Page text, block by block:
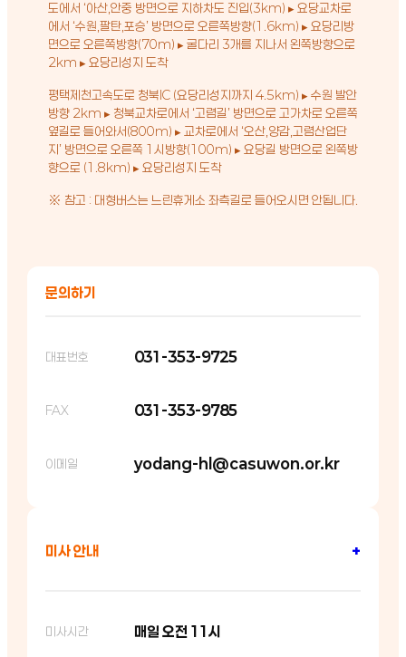
도에서 ‘아산,안중 방면으로 지하차도 진입(3km) ▸ 요당교차로
에서 ‘수원,팔탄,포승’ 방면으로 오른쪽방향(1.6km) ▸ 요당리방
면으로 오른쪽방향(70m) ▸ 굴다리 3개를 지나서 왼쪽방향으로
2km ▸ 요당리성지 도착
평택제천고속도로 청북IC (요당리성지까지 4.5km) ▸ 수원 발안
방향 2km ▸ 청북교차로에서 ‘고렴길’ 방면으로 고가차로 오른쪽
옆길로 들어와서(800m) ▸ 교차로에서 ‘오산,양감,고렴산업단
지’ 방면으로 오른쪽 1시방향(100m) ▸ 요당길 방면으로 왼쪽방
향으로 (1.8km) ▸ 요당리성지 도착
※ 참고 : 대형버스는 느린휴게소 좌측길로 들어오시면 안됩니다.
문의하기
대표번호 031-353-9725
FAX 031-353-9785
이메일 yodang-hl@casuwon.or.kr
미사 안내 +
미사시간 매일 오전 11시